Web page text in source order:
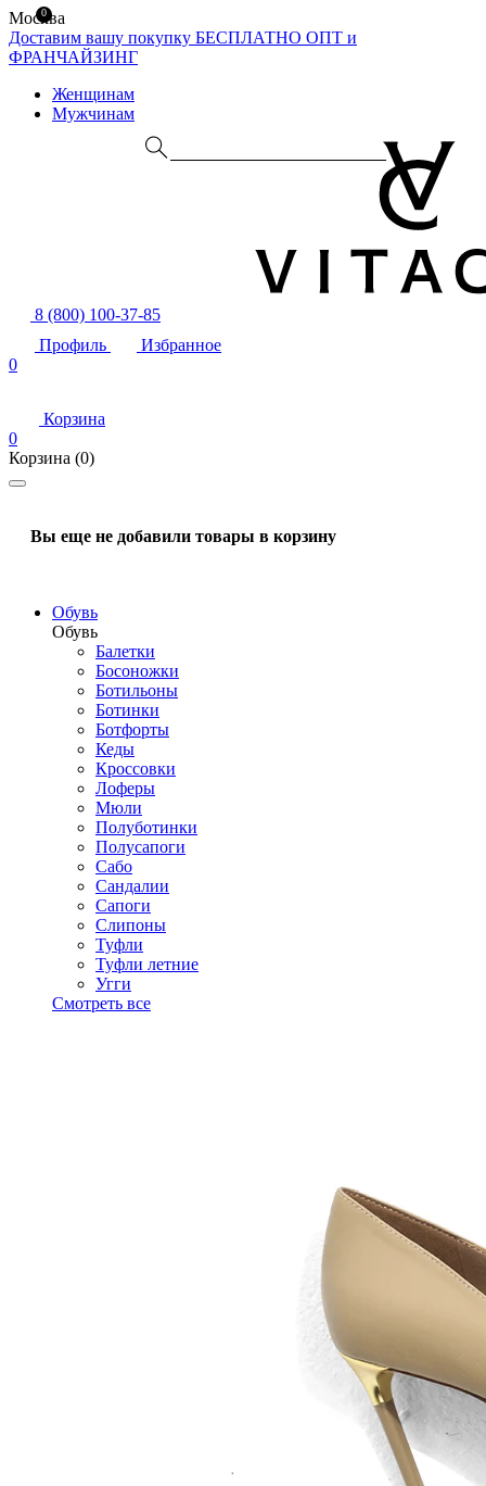
Москва
Доставим вашу покупку БЕСПЛАТНО ОПТ и
ФРАНЧАЙЗИНГ
Женщинам
Мужчинам
8 (800) 100-37-85
Профиль
Избранное
0
Корзина
0
Корзина (0)
Вы еще не добавили товары в корзину
Обувь
Обувь
Балетки
Босоножки
Ботильоны
Ботинки
Ботфорты
Кеды
Кроссовки
Лоферы
Мюли
Полуботинки
Полусапоги
Сабо
Сандалии
Сапоги
Слипоны
Туфли
Туфли летние
Угги
Смотреть все
0